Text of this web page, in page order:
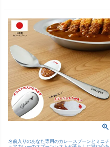
名前入りのあなた専用のカレースプーンとミニチ